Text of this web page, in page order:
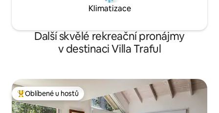
Klimatizace
Další skvělé rekreační pronájmy
v destinaci Villa Traful
Nejlepší v kategorii Oblíbené u hostů
Oblíbené u hostů